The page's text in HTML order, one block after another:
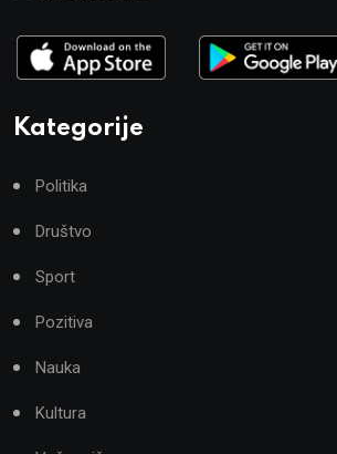
Kategorije
Politika
Društvo
Sport
Pozitiva
Nauka
Kultura